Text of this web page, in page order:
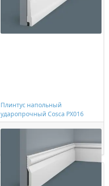
Плинтус напольный
ударопрочный Cosca PX016
1070,00 ₽/шт
Купить